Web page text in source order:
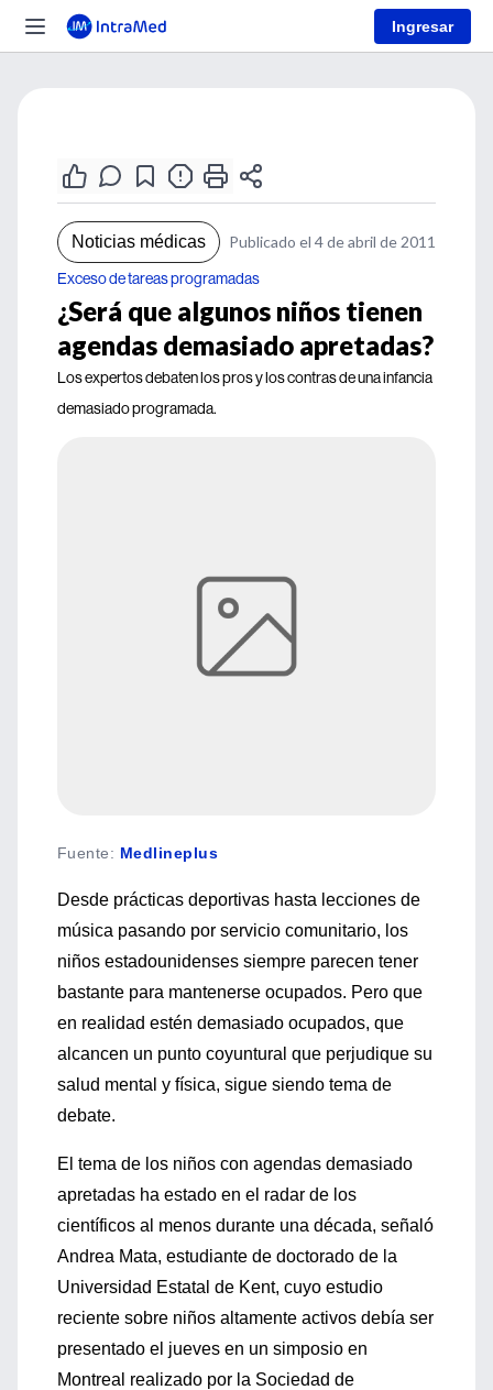
Ingresar
Noticias médicas Publicado el 4 de abril de 2011
Exceso de tareas programadas
¿Será que algunos niños tienen
agendas demasiado apretadas?
Los expertos debaten los pros y los contras de una infancia
demasiado programada.
Fuente: Medlineplus
Desde prácticas deportivas hasta lecciones de
música pasando por servicio comunitario, los
niños estadounidenses siempre parecen tener
bastante para mantenerse ocupados. Pero que
en realidad estén demasiado ocupados, que
alcancen un punto coyuntural que perjudique su
salud mental y física, sigue siendo tema de
debate.
El tema de los niños con agendas demasiado
apretadas ha estado en el radar de los
científicos al menos durante una década, señaló
Andrea Mata, estudiante de doctorado de la
Universidad Estatal de Kent, cuyo estudio
reciente sobre niños altamente activos debía ser
presentado el jueves en un simposio en
Montreal realizado por la Sociedad de